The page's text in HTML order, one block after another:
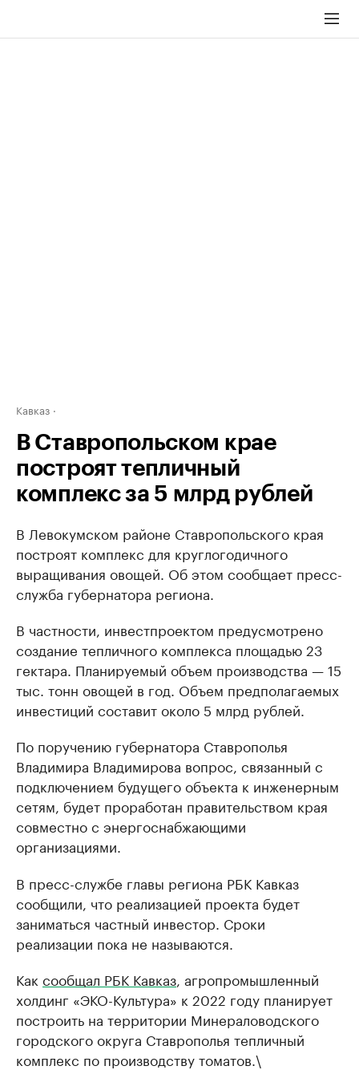
Кавказ
В Ставропольском крае
построят тепличный
комплекс за 5 млрд рублей
В Левокумском районе Ставропольского края
построят комплекс для круглогодичного
выращивания овощей. Об этом сообщает пресс-
служба губернатора региона.
В частности, инвестпроектом предусмотрено
создание тепличного комплекса площадью 23
гектара. Планируемый объем производства — 15
тыс. тонн овощей в год. Объем предполагаемых
инвестиций составит около 5 млрд рублей.
По поручению губернатора Ставрополья
Владимира Владимирова вопрос, связанный с
подключением будущего объекта к инженерным
сетям, будет проработан правительством края
совместно с энергоснабжающими
организациями.
В пресс-службе главы региона РБК Кавказ
сообщили, что реализацией проекта будет
заниматься частный инвестор. Сроки
реализации пока не называются.
Как сообщал РБК Кавказ , агропромышленный
холдинг «ЭКО-Культура» к 2022 году планирует
построить на территории Минераловодского
городского округа Ставрополья тепличный
комплекс по производству томатов.\